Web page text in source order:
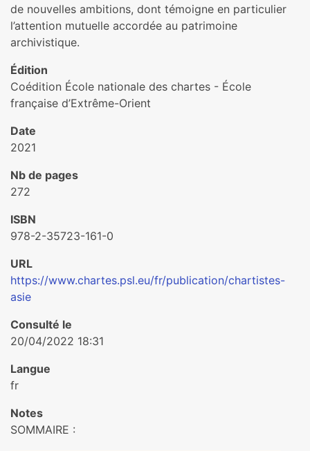
de nouvelles ambitions, dont témoigne en particulier
l’attention mutuelle accordée au patrimoine
archivistique.
Édition
Coédition École nationale des chartes - École
française d’Extrême-Orient
Date
2021
Nb de pages
272
ISBN
978-2-35723-161-0
URL
https://www.chartes.psl.eu/fr/publication/chartistes-
asie
Consulté le
20/04/2022 18:31
Langue
fr
Notes
SOMMAIRE :